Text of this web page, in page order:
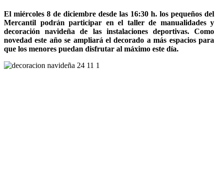
El miércoles 8 de diciembre desde las 16:30 h. los pequeños del
Mercantil podrán participar en el taller de manualidades y
decoración navideña de las instalaciones deportivas. Como
novedad este año se ampliará el decorado a más espacios para
que los menores puedan disfrutar al máximo este día.